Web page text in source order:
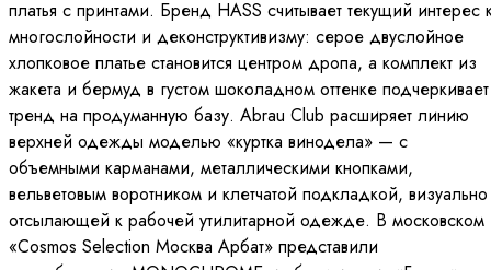
платья с принтами. Бренд HASS считывает текущий интерес
многослойности и деконструктивизму: серое двуслойное
хлопковое платье становится центром дропа, а комплект из
жакета и бермуд в густом шоколадном оттенке подчеркивает
тренд на продуманную базу. Abrau Club расширяет линию
верхней одежды моделью «куртка винодела» — с
объемными карманами, металлическими кнопками,
вельветовым воротником и клетчатой подкладкой, визуально
отсылающей к рабочей утилитарной одежде. В московском
«Cosmos Selection Москва Арбат» представили